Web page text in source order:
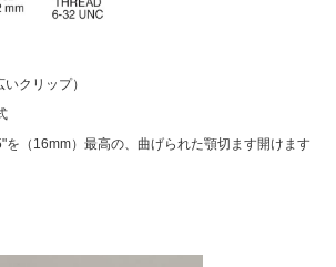
クリップ）
を（16mm）最高の、曲げられた顎切ます開けます